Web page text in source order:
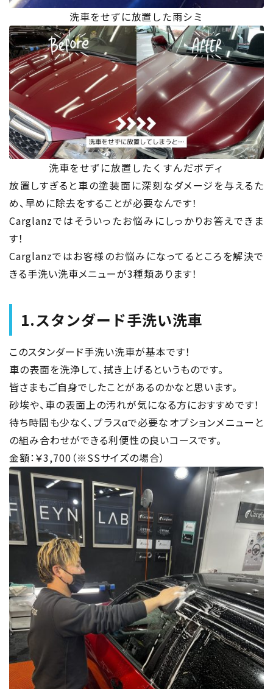
洗車をせずに放置した雨シミ
洗車をせずに放置したくすんだボディ
放置しすぎると車の塗装面に深刻なダメージを与えるた
め、早めに除去をすることが必要なんです！
Carglanzではそういったお悩みにしっかりお答えできま
す！
Carglanzではお客様のお悩みになってるところを解決で
きる手洗い洗車メニューが3種類あります！
1.スタンダード手洗い洗車
このスタンダード手洗い洗車が基本です！
車の表面を洗浄して、拭き上げるというものです。
皆さまもご自身でしたことがあるのかなと思います。
砂埃や、車の表面上の汚れが気になる方におすすめです！
待ち時間も少なく、プラスαで必要なオプションメニューと
の組み合わせができる利便性の良いコースです。
金額：￥3,700（※SSサイズの場合）